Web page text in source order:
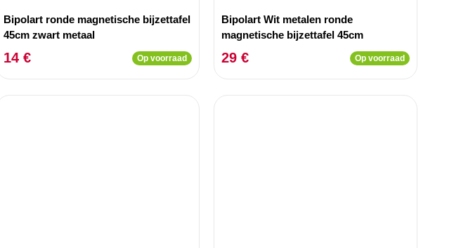
Bipolart ronde magnetische bijzettafel
45cm zwart metaal
14 € Op voorraad
Bipolart Wit metalen ronde
magnetische bijzettafel 45cm
29 € Op voorraad